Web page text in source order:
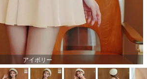
アイボリー